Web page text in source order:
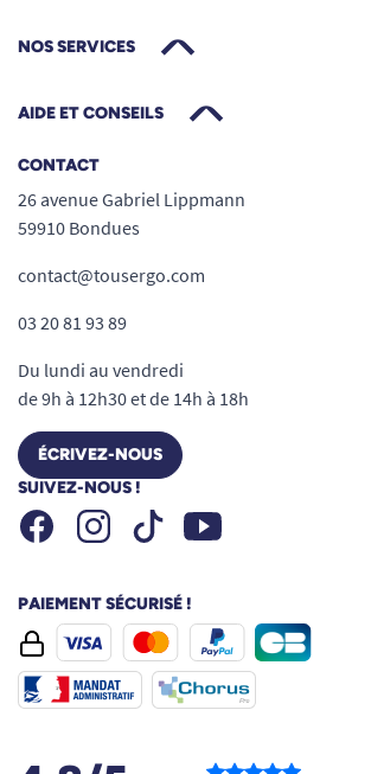
NOS SERVICES
AIDE ET CONSEILS
CONTACT
26 avenue Gabriel Lippmann
59910 Bondues
contact@tousergo.com
03 20 81 93 89
Du lundi au vendredi
de 9h à 12h30 et de 14h à 18h
ÉCRIVEZ-NOUS
SUIVEZ-NOUS !
FacebookInstagramTiktok Youtube
PAIEMENT SÉCURISÉ !